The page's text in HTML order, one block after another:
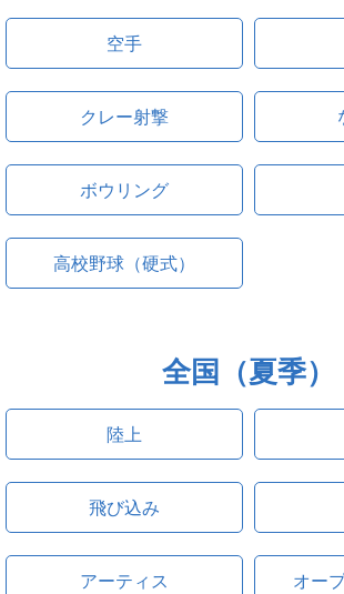
空手
クレー射撃
ボウリング
高校野球（硬式）
全国（夏季）
陸上
飛び込み
アーティス オー